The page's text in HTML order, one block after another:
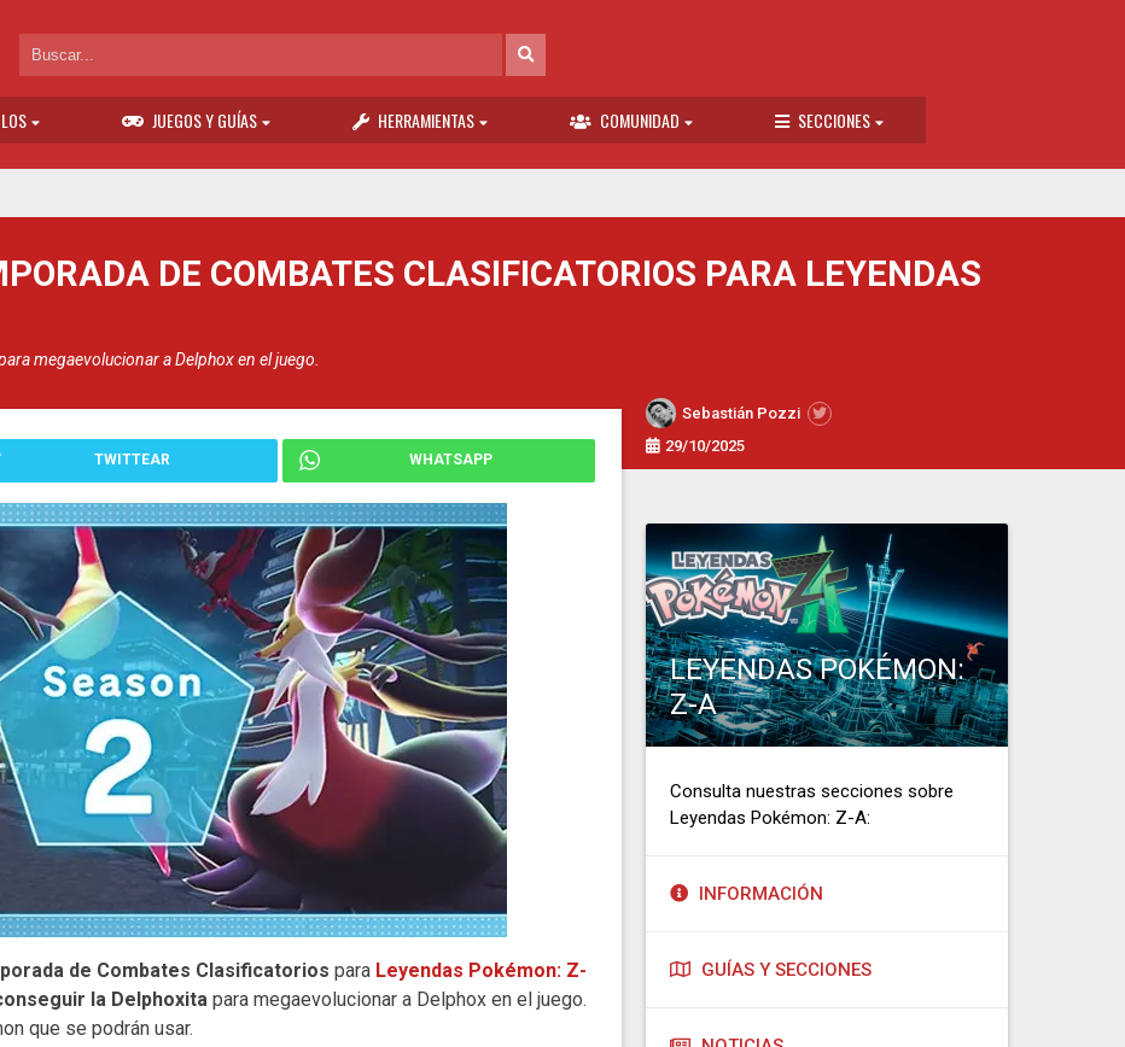
JUEGOS Y GUÍAS HERRAMIENTAS COMUNIDAD SECCIONES
DE COMBATES CLASIFICATORIOS PARA LEYENDAS
megaevolucionar a Delphox en el juego.
Sebastián Pozzi
29/10/2025
TWITTEAR WHATSAPP
de Combates Clasificatorios para Leyendas Pokémon: Z-
la Delphoxita para megaevolucionar a Delphox en el juego.
que se podrán usar.
LEYENDAS POKÉMON:
Z-A
Consulta nuestras secciones sobre
Leyendas Pokémon: Z-A:
INFORMACIÓN
GUÍAS Y SECCIONES